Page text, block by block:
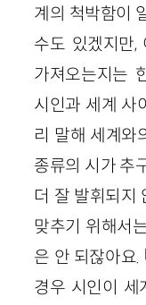
계의 척박함이
수도 있겠지만,
가져오는지는
시인과 세계 사
리 말해 세계와
종류의 시가 추
더 잘 발휘되지
맞추기 위해서
은 안 되잖아요.
경우 시인이 세